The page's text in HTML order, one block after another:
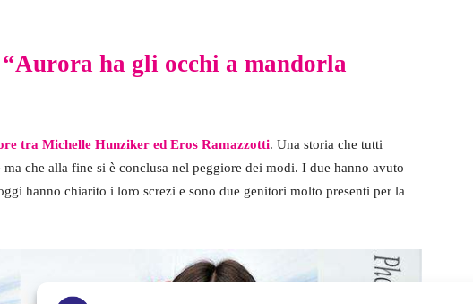
ha gli occhi a mandorla
tra Michelle Hunziker ed Eros Ramazzotti. Una storia che tutti
che alla fine si è conclusa nel peggiore dei modi. I due hanno avuto
hanno chiarito i loro screzi e sono due genitori molto presenti per la